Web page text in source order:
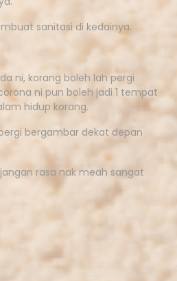
sanitasi di kedainya.
ni, korang boleh lah pergi
ni pun boleh jadi 1 tempat
hidup korang.
bergambar dekat depan
rasa nak meah sangat